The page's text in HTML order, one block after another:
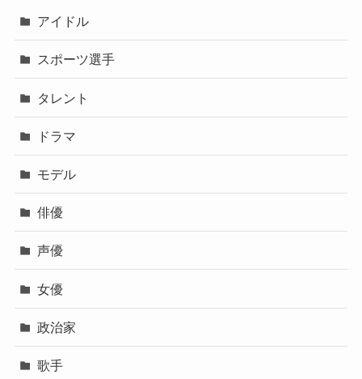
アイドル
スポーツ選手
タレント
ドラマ
モデル
俳優
声優
女優
政治家
歌手